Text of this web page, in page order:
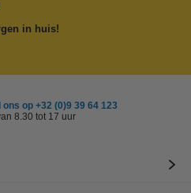
in huis!
op +32 (0)9 39 64 123
8.30 tot 17 uur